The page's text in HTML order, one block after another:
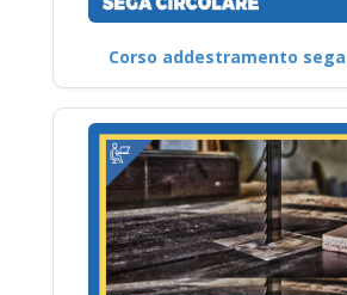
Corso addestramento